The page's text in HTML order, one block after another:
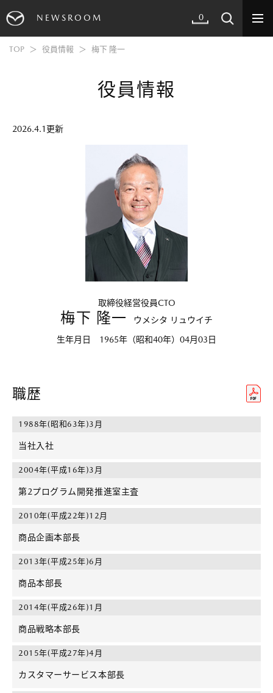
NEWSROOM 0
TOP 役員情報 梅下 隆一
役員情報
2026.4.1更新
取締役経営役員CTO
梅下 隆一
ウメシタ リュウイチ
生年月日 1965年（昭和40年）04月03日
職歴
1988年(昭和63年)3月
当社入社
2004年(平成16年)3月
第2プログラム開発推進室主査
2010年(平成22年)12月
商品企画本部長
2013年(平成25年)6月
商品本部長
2014年(平成26年)1月
商品戦略本部長
2015年(平成27年)4月
カスタマーサービス本部長